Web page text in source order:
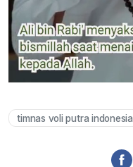
timnas voli putra indonesia